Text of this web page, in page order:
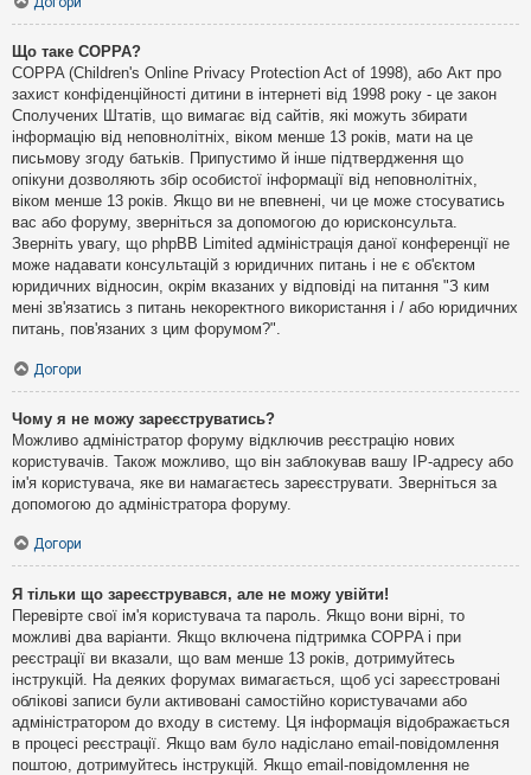
Що таке COPPA?
COPPA (Children's Online Privacy Protection Act of 1998), або Акт про
захист конфіденційності дитини в інтернеті від 1998 року - це закон
Сполучених Штатів, що вимагає від сайтів, які можуть збирати
інформацію від неповнолітніх, віком менше 13 років, мати на це
письмову згоду батьків. Припустимо й інше підтвердження що
опікуни дозволяють збір особистої інформації від неповнолітніх,
віком менше 13 років. Якщо ви не впевнені, чи це може стосуватись
вас або форуму, зверніться за допомогою до юрисконсульта.
Зверніть увагу, що phpBB Limited адміністрація даної конференції не
може надавати консультацій з юридичних питань і не є об'єктом
юридичних відносин, окрім вказаних у відповіді на питання "З ким
мені зв'язатись з питань некоректного використання і / або юридичних
питань, пов'язаних з цим форумом?".
Догори
Чому я не можу зареєструватись?
Можливо адміністратор форуму відключив реєстрацію нових
користувачів. Також можливо, що він заблокував вашу IP-адресу або
ім'я користувача, яке ви намагаєтесь зареєструвати. Зверніться за
допомогою до адміністратора форуму.
Догори
Я тільки що зареєструвався, але не можу увійти!
Перевірте свої ім'я користувача та пароль. Якщо вони вірні, то
можливі два варіанти. Якщо включена підтримка COPPA і при
реєстрації ви вказали, що вам менше 13 років, дотримуйтесь
інструкцій. На деяких форумах вимагається, щоб усі зареєстровані
облікові записи були активовані самостійно користувачами або
адміністратором до входу в систему. Ця інформація відображається
в процесі реєстрації. Якщо вам було надіслано email-повідомлення
поштою, дотримуйтесь інструкцій. Якщо email-повідомлення не